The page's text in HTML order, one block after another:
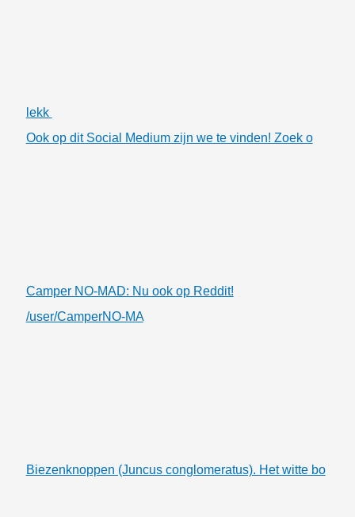
lekk
Ook op dit Social Medium zijn we te vinden! Zoek o
Camper NO-MAD: Nu ook op Reddit!
/user/CamperNO-MA
Biezenknoppen (Juncus conglomeratus). Het witte bo